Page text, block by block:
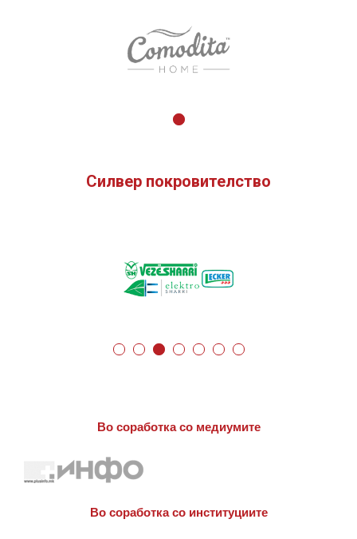
Силвер покровителство
Во соработка со медиумите
Во соработка со институциите